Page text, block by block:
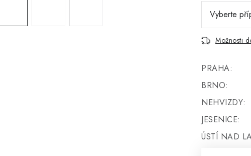
Možnosti
PRAHA:
BRNO:
NEHVIZDY:
JESENICE:
ÚSTÍ NAD